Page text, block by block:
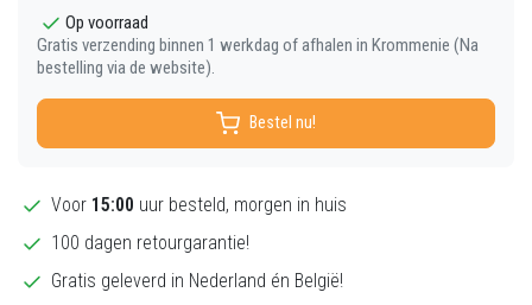
Op voorraad
Gratis verzending binnen 1 werkdag of afhalen in Krommenie (Na
bestelling via de website).
Bestel nu!
Voor 15:00 uur besteld, morgen in huis
100 dagen retourgarantie!
Gratis geleverd in Nederland én België!